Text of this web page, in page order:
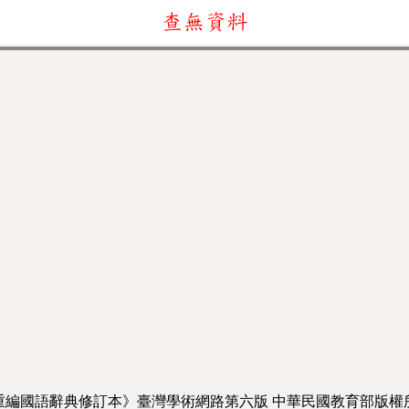
查無資料
編國語辭典修訂本》臺灣學術網路第六版 中華民國教育部版權